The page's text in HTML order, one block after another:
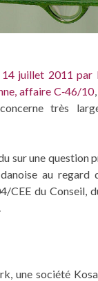
14 juillet 2011
affaire C‑46/10
très
sur une question
au regard
CEE du Conseil,
une société